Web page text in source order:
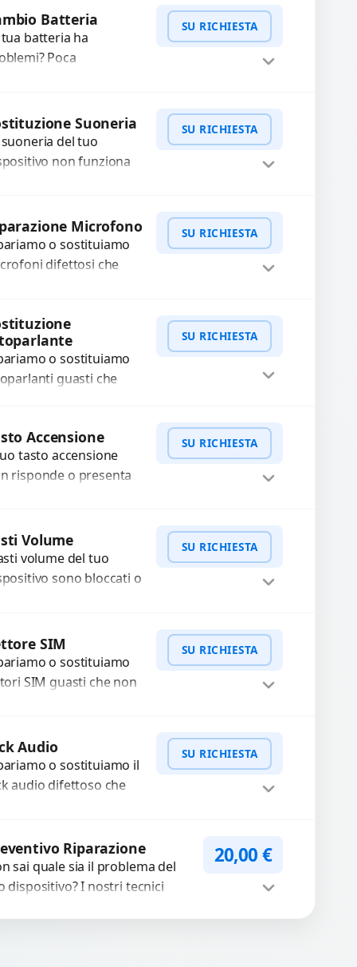
di ricarica
rotti, allentati,
WhatsApp
Batteria
tua batteria ha
Poca
esauriti?
la...
SU RICHIESTA
WhatsApp
Suoneria
suoneria del tuo
non funziona
con interventi
e componenti...
SU RICHIESTA
WhatsApp
Microfono
o sostituiamo
difettosi che
chiamate. Diagnosi
e ricambi di...
SU RICHIESTA
Preventivo WhatsApp
o sostituiamo
guasti che
ricambi di alta
garantiti per 3...
SU RICHIESTA
WhatsApp
Accensione
tasto accensione
risponde o presenta
o sostituzione
componenti
SU RICHIESTA
WhatsApp
Volume
volume del tuo
sono bloccati o
con
SU RICHIESTA
WhatsApp
SIM
o sostituiamo
SIM guasti che non
ricambi testati
SU RICHIESTA
WhatsApp
Audio
o sostituiamo il
audio difettoso che
cuffie e
SU RICHIESTA
PreventivoRiparazione
sai quale sia il problema del
dispositivo? I nostri tecnici
20,00€